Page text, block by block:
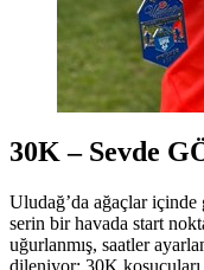
30K – Sevde
Uludağ’da ağaçlar içinde
serin bir havada start
uğurlanmış, saatler
dileniyor; 30K